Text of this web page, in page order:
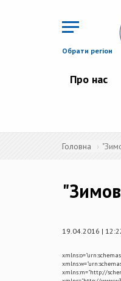
Обрати регіон
Про нас
Головна
19.04.2016 |
xmlns:m="http://